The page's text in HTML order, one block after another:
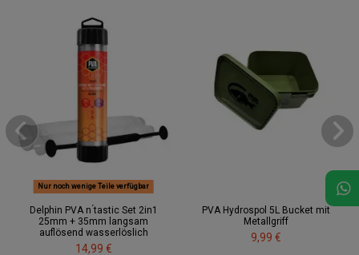
Nur noch wenige Teile verfügbar
Delphin PVA n ́tastic Set 2in1
25mm + 35mm langsam
auflösend wasserlöslich
14,99 €
PVA Hydrospol 5L Bucket mit
Metallgriff
9,99 €